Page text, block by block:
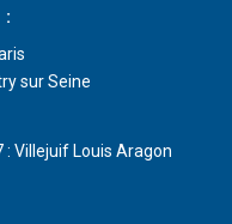
:
sur Seine
Villejuif Louis Aragon